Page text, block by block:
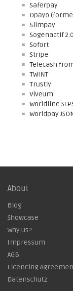
Saferpay
Opayo
Slimpay
Sogenactif 2.0
Sofort
Stripe
Telecash
TWINT
Trustly
Viveum
Worldline
Worldpay
About
Blog
Showcase
Why us?
Impressum
AGB
Licencing
Datenschutz